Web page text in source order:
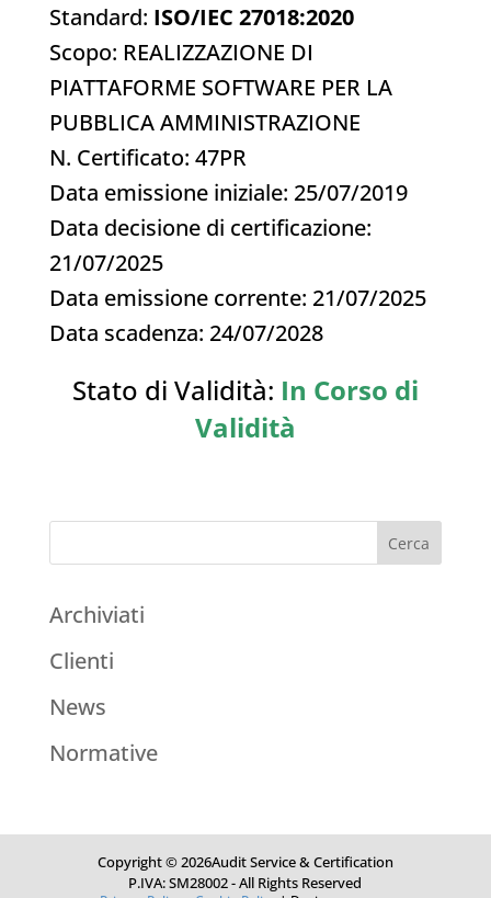
Standard: ISO/IEC 27018:2020
Scopo: REALIZZAZIONE DI
PIATTAFORME SOFTWARE PER LA
PUBBLICA AMMINISTRAZIONE
N. Certificato: 47PR
Data emissione iniziale: 25/07/2019
Data decisione di certificazione:
21/07/2025
Data emissione corrente: 21/07/2025
Data scadenza: 24/07/2028
Stato di Validità: In Corso di
Validità
Archiviati
Clienti
News
Normative
Copyright © 2026Audit Service & Certification
P.IVA: SM28002 - All Rights Reserved